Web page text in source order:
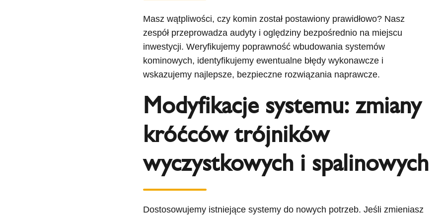
Masz wątpliwości, czy komin został postawiony prawidłowo? Nasz
zespół przeprowadza audyty i oględziny bezpośrednio na miejscu
inwestycji. Weryfikujemy poprawność wbudowania systemów
kominowych, identyfikujemy ewentualne błędy wykonawcze i
wskazujemy najlepsze, bezpieczne rozwiązania naprawcze.
Modyfikacje systemu: zmiany
króćców trójników
wyczystkowych i spalinowych
Dostosowujemy istniejące systemy do nowych potrzeb. Jeśli zmieniasz